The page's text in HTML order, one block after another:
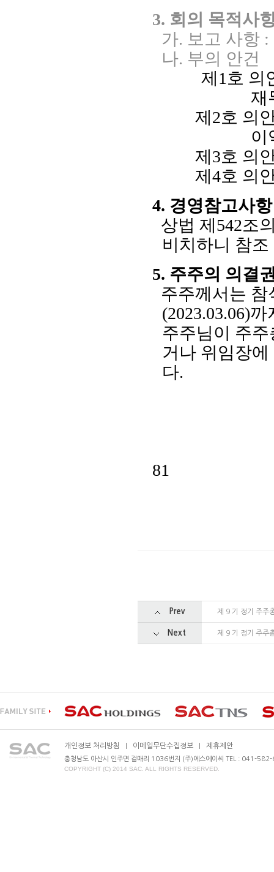
3. 회의 목적사
가. 보고 사항 :
나. 부의 안건
제 1 호 의
재
제 2호 의
이
제 3호 의
제 4호 의
4. 경영참고사
상법 제 542조
비치하니 참
5. 주주의 의결
주주께서는
(2023.03.06)까
주주님이 주
거나 위임장
다.
81
Prev 제 9 기 정기 주주
Next 제 9 기 정기 주주
개인정보 처리방침 이메일무단수집정보 제휴제안
충청남도 아산시 인주면 걸매리 1036번지 (주)에스에이씨 TEL : 041-
COPYRIGHT (C) 2014 SAC. ALL RIGHTS RESERVED.